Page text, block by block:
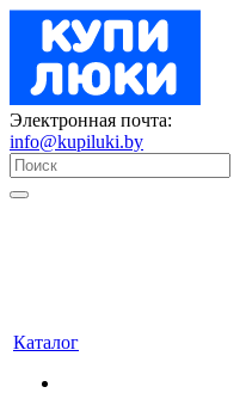
Электронная почта:
info@kupiluki.by
Каталог